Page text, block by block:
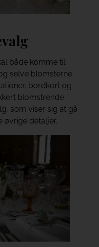
både komme til
selve blomsterne.
bordkort og
blomstrende
som viser sig at gå
detaljer.